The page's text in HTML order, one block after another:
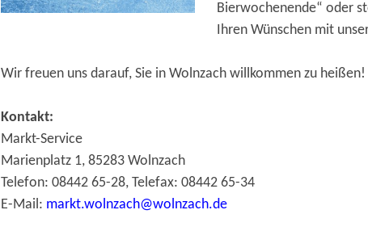
Bierwochenende“ oder
Ihren Wünschen mit
Wir freuen uns darauf, Sie in Wolnzach willkommen zu heißen!
Kontakt:
Markt-Service
Marienplatz 1, 85283 Wolnzach
Telefon: 08442 65-28, Telefax: 08442 65-34
E-Mail: markt.wolnzach@wolnzach.de